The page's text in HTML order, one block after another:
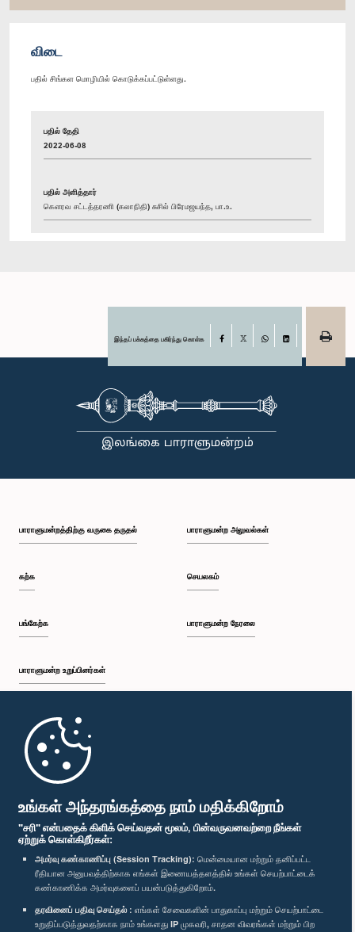
உங்கள் அந்தரங்கத்தை நாம் மதிக்கிறோம்
"சரி" என்பதைக் கிளிக் செய்வதன் மூலம், பின்வருவனவற்றை நீங்கள்
ஏற்றுக் கொள்கிறீர்கள்:
அமர்வு கண்காணிப்பு (Session Tracking): மென்மையான மற்றும் தனிப்பட்ட
ரீதியான அனுபவத்திற்காக எங்கள் இணையத்தளத்தில் உங்கள் செயற்பாட்டைக்
கண்காணிக்க அமர்வுகளைப் பயன்படுத்துகிறோம்.
தரவினைப் பதிவு செய்தல் : எங்கள் சேவைகளின் பாதுகாப்பு மற்றும் செயற்பாட்டை
உறுதிப்படுத்துவதற்காக நாம் உங்களது IP முகவரி, சாதன விவரங்கள் மற்றும் பிற
விடை
பதில் சிங்கள மொழியில் கொடுக்கப்பட்டுள்ளது.
பதில் தேதி
2022-06-08
பதில் அளித்தார்
கௌரவ சட்டத்தரணி (கலாநிதி) சுசில் பிரேமஜயந்த, பா.உ.
இந்தப் பக்கத்தை பகிர்ந்து கொள்க Facebook
பாராளுமன்றத்திற்கு வருகை தருதல்
கற்க
பங்கேற்க
பாராளுமன்ற உறுப்பினர்கள்
முதற்பக்கம்
பாராளுமன்ற அலுவல்கள்
செயலகம்
பாராளுமன்ற நேரலை
பாராளுமன்ற கையடக்க செயலி
எம்மை பின்தொடர்க :
விருதுகள்